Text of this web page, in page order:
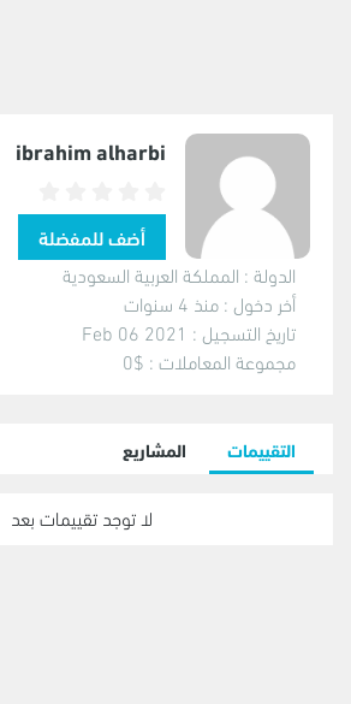
ibrahim alharbi
الدولة : المملكة العربية السعودية
أخر دخول : منذ 4 سنوات
تاريخ التسجيل : 2021 Feb 06
مجموعة المعاملات : $0
التقييمات المشاريع
لا توجد تقييمات بعد